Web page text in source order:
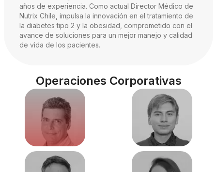
años de experiencia. Como actual Director Médico de
Nutrix Chile, impulsa la innovación en el tratamiento de
la diabetes tipo 2 y la obesidad, comprometido con el
avance de soluciones para un mejor manejo y calidad
de vida de los pacientes.
Operaciones Corporativas